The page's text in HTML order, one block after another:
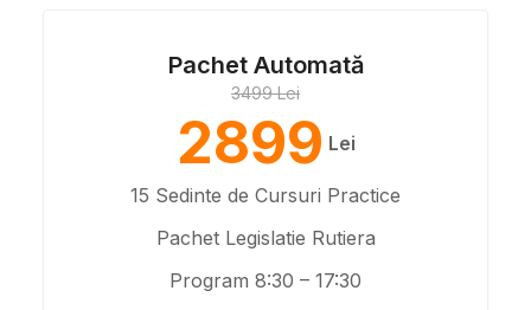
Pachet Automată
3499 Lei
2899 Lei
15 Sedinte de Cursuri Practice
Pachet Legislatie Rutiera
Program 8:30 – 17:30